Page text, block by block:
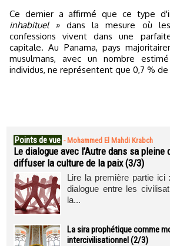
Ce dernier a affirmé que ce type
inhabituel »dans la mesure où
confessions vivent dans une
capitale. Au Panama, pays
musulmans, avec un nombre
individus, ne représentent que 0,7 %
Points de vue - Mohammed El Mahdi Krabch
Le dialogue avec l’Autre dans sa pleine
diffuser la culture de la paix (3/3)
Lire la première partie ici
dialogue entre les
la...
La sira prophétique comme
intercivilisationnel (2/3)